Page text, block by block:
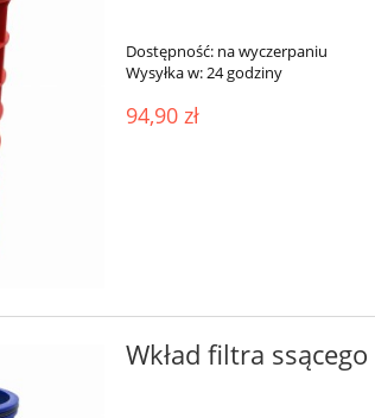
Dostępność: na wyczerpaniu
Wysyłka w:24 godziny
94,90 zł
Wkład filtra